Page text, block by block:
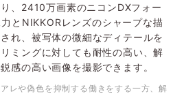
、2410万画素のニコンDXフォー
とNIKKORレンズのシャープな描
れ、被写体の微細なディテールを
ミングに対しても耐性の高い、解
感の高い画像を撮影できます。
レや偽色を抑制する働きをする一方、解